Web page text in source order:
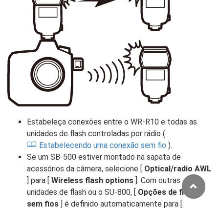
Estabeleça conexões entre o WR-R10 e todas as
unidades de flash controladas por rádio (
Estabelecendo uma conexão sem fio ).
Se um SB-500 estiver montado na sapata de
acessórios da câmera, selecione [ Optical/radio AWL
] para [ Wireless flash options ]. Com outras
unidades de flash ou o SU-800, [ Opções de flash
sem fios ] é definido automaticamente para [